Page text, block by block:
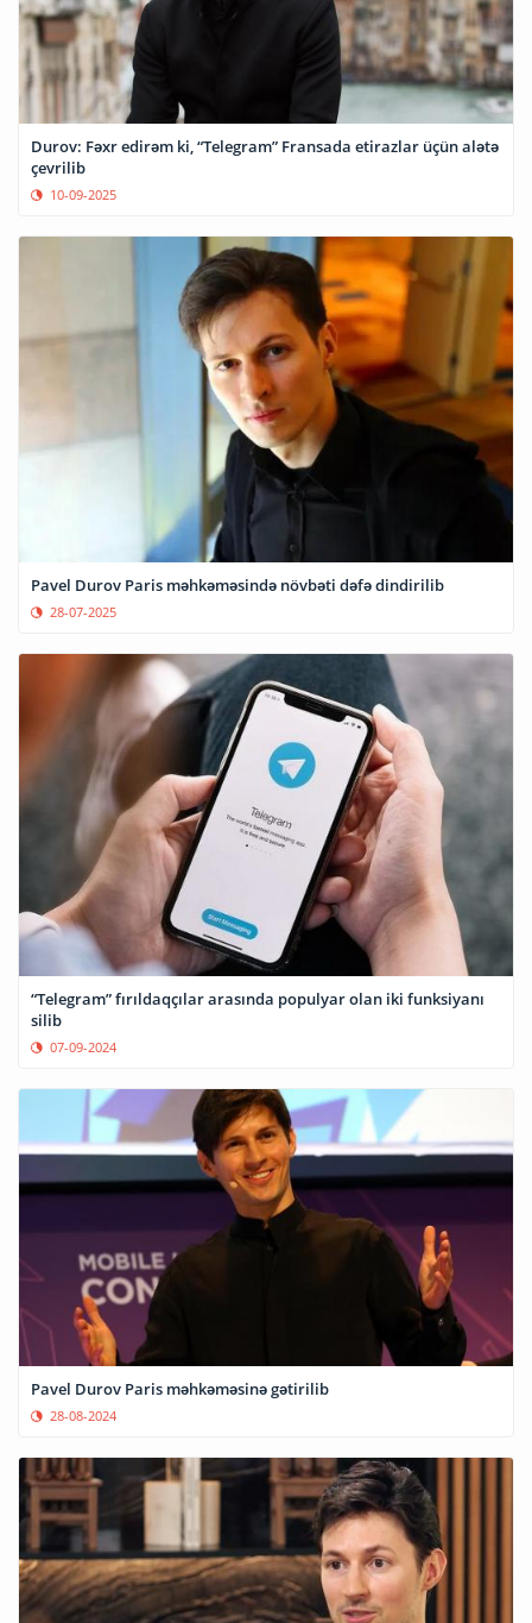
Durov: Fəxr edirəm ki, “Telegram” Fransada etirazlar üçün alətə
çevrilib
10-09-2025
Pavel Durov Paris məhkəməsində növbəti dəfə dindirilib
28-07-2025
“Telegram” fırıldaqçılar arasında populyar olan iki funksiyanı
silib
07-09-2024
Pavel Durov Paris məhkəməsinə gətirilib
28-08-2024